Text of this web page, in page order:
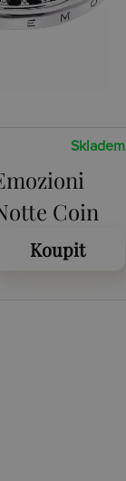
Skladem
Coin
Koupit